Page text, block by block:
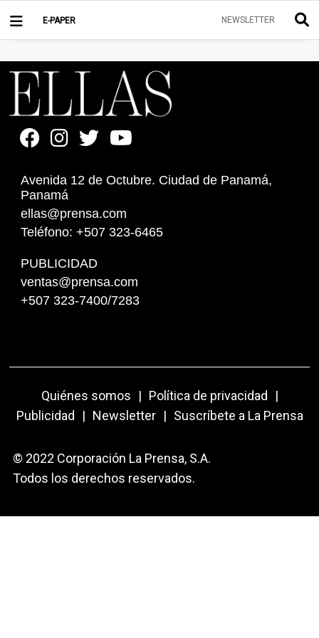
E-PAPER NEWSLETTER
Avenida 12 de Octubre. Ciudad de Panamá,
Panamá
ellas@prensa.com
Teléfono: +507 323-6465
PUBLICIDAD
ventas@prensa.com
+507 323-7400/7283
Quiénes somos | Política de privacidad
|
Publicidad
| Newsletter | Suscríbete a La Prensa
© 2022 Corporación La Prensa, S.A.
Todos los derechos reservados.